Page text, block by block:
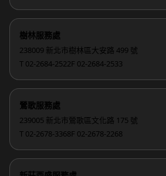
樹林服務處
238009 新北市樹林區大安路 499 號
T 02-2684-2522F 02-2684-2533
鶯歌服務處
239005 新北市鶯歌區文化路 175 號
T 02-2678-3368F 02-2678-2268